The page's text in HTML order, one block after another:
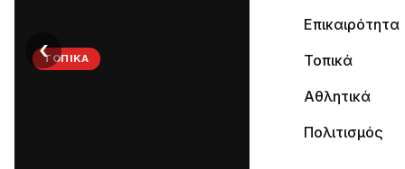
Επικαιρότητα
Τοπικά
Αθλητικά
Πολιτισμός
ΤΟΠΙΚΆ
‹